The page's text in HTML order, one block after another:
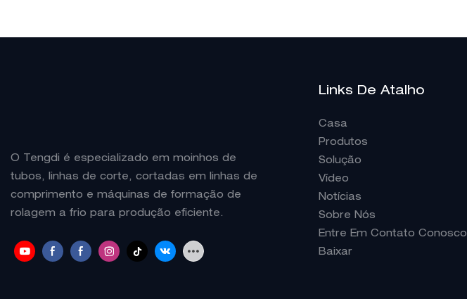
O Tengdi é especializado em moinhos de
tubos, linhas de corte, cortadas em linhas de
comprimento e máquinas de formação de
rolagem a frio para produção eficiente.
Links De Atalho
Casa
Produtos
Solução
Vídeo
Notícias
Sobre Nós
Entre Em Contato Conosco
Baixar